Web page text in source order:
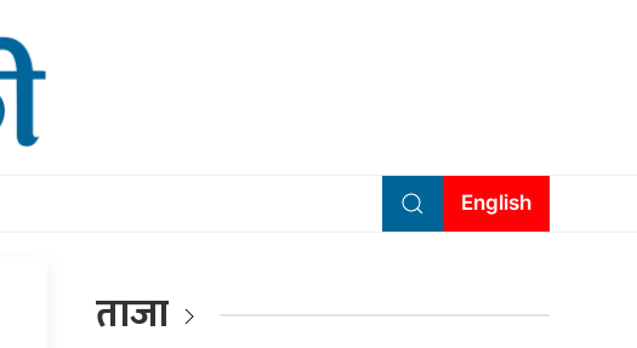
English
ताजा